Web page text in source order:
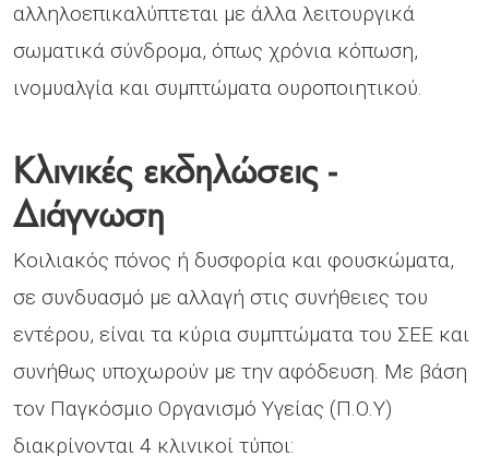
αλληλοεπικαλύπτεται με άλλα λειτουργικά
σωματικά σύνδρομα, όπως χρόνια κόπωση,
ινομυαλγία και συμπτώματα ουροποιητικού.
Κλινικές εκδηλώσεις -
Διάγνωση
Κοιλιακός πόνος ή δυσφορία και φουσκώματα,
σε συνδυασμό με αλλαγή στις συνήθειες του
εντέρου, είναι τα κύρια συμπτώματα του ΣΕΕ και
συνήθως υποχωρούν με την αφόδευση. Με βάση
τον Παγκόσμιο Οργανισμό Υγείας (Π.Ο.Υ)
διακρίνονται 4 κλινικοί τύποι: